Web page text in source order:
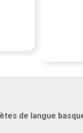
de langue